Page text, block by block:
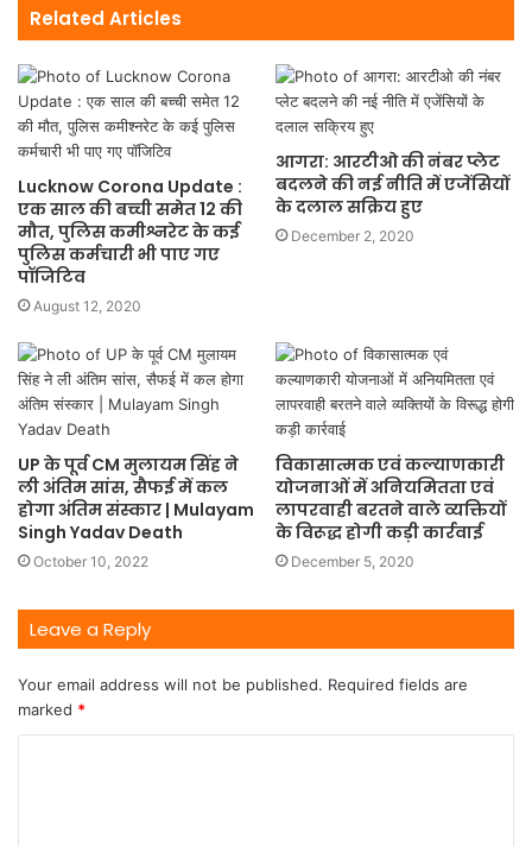
Related Articles
Lucknow Corona Update :
एक साल की बच्ची समेत 12 की
मौत, पुलिस कमीश्नरेट के कई
पुलिस कर्मचारी भी पाए गए
पॉजिटिव
August 12, 2020
आगरा: आरटीओ की नंबर प्लेट
बदलने की नई नीति में एजेंसियों
के दलाल सक्रिय हुए
December 2, 2020
UP के पूर्व CM मुलायम सिंह ने
ली अंतिम सांस, सैफई में कल
होगा अंतिम संस्कार | Mulayam
Singh Yadav Death
October 10, 2022
विकासात्मक एवं कल्याणकारी
योजनाओं में अनियमितता एवं
लापरवाही बरतने वाले व्यक्तियों
के विरूद्ध होगी कड़ी कार्रवाई
December 5, 2020
Leave a Reply
Your email address will not be published. Required fields are
marked *